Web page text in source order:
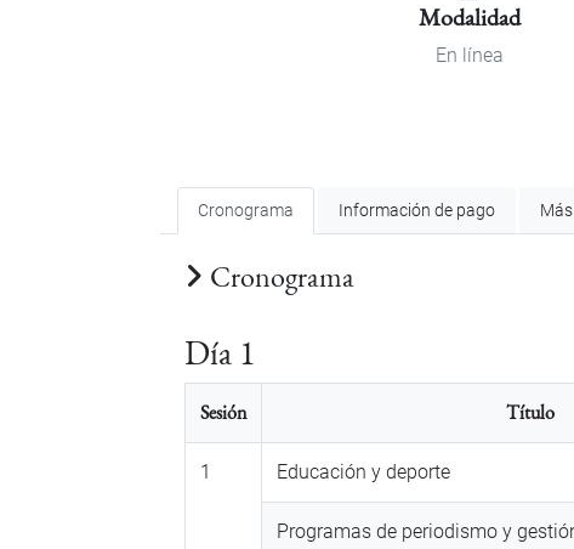
Modalidad
En línea
Cronograma Información de pago
Cronograma
Día 1
Sesión Título
1 Educación y deporte
Programas de periodismo y